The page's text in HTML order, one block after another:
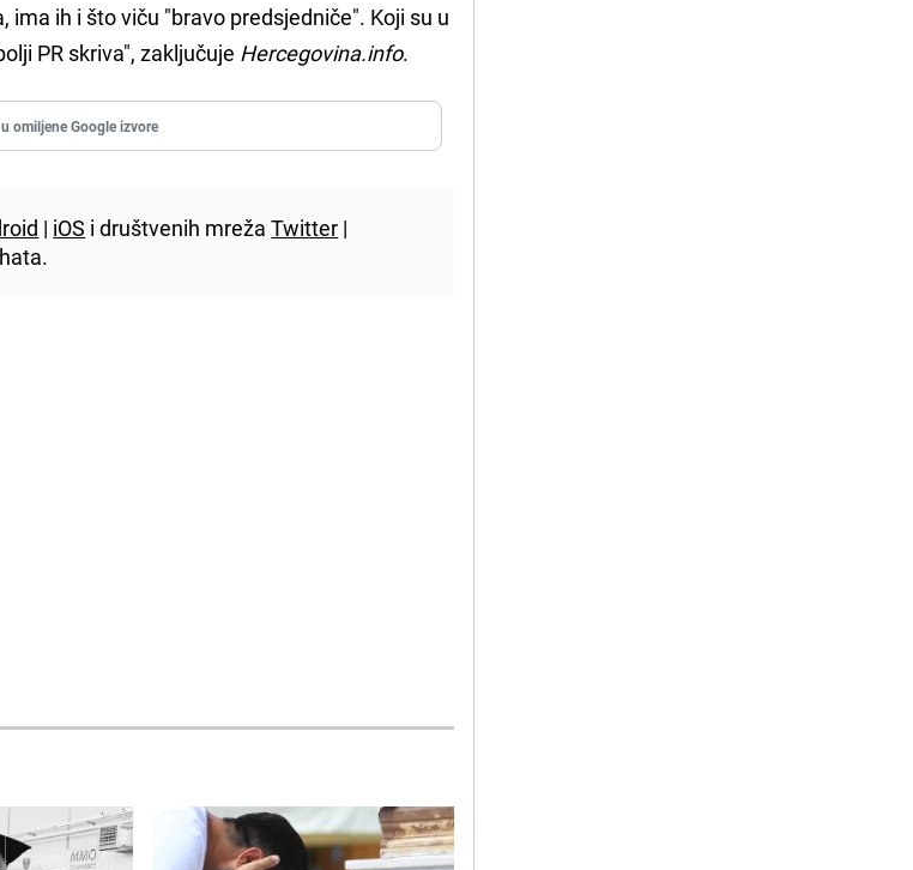
ih i što viču "bravo predsjedniče". Koji su u
PR skriva", zaključuje Hercegovina.info.
omiljene Google izvore
| iOS i društvenih mrežaTwitter |